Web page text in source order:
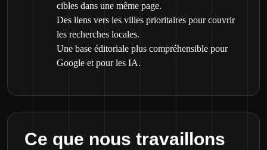
cibles dans une même page.
Des liens vers les villes prioritaires pour couvrir
les recherches locales.
Une base éditoriale plus compréhensible pour
Google et pour les IA.
Ce que nous travaillons